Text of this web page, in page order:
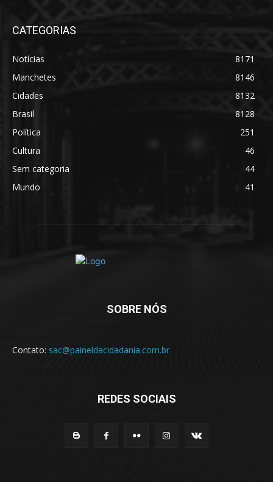
CATEGORIAS
Notícias
8171
Manchetes
8146
Cidades
8132
Brasil
8128
Política
251
Cultura
46
Sem categoria
44
Mundo
41
SOBRE NÓS
Contato: sac@paineldacidadania.com.br
REDES SOCIAIS